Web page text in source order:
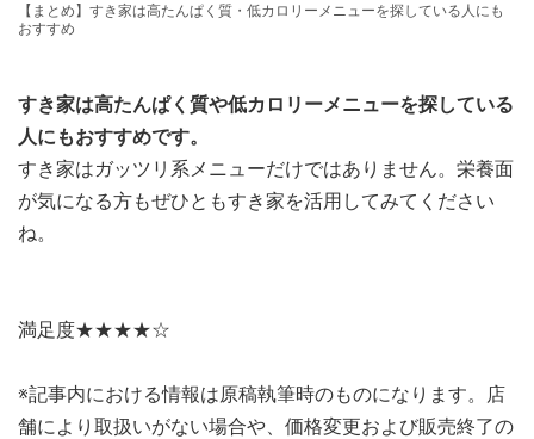
【まとめ】すき家は高たんぱく質・低カロリーメニューを探している人にも
おすすめ
すき家は高たんぱく質や低カロリーメニューを探している
人にもおすすめです。
すき家はガッツリ系メニューだけではありません。栄養面
が気になる方もぜひともすき家を活用してみてください
ね。
満足度★★★★☆
※記事内における情報は原稿執筆時のものになります。店
舗により取扱いがない場合や、価格変更および販売終了の